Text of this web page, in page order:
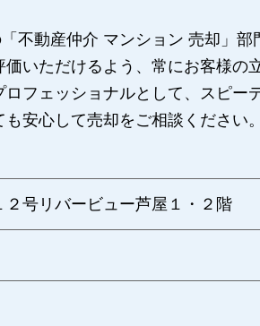
不動産仲介 マンション 売却」
いただけるよう、常にお客様の
フェッショナルとして、スピー
安心して売却をご相談ください。
号リバービュー芦屋１・２階